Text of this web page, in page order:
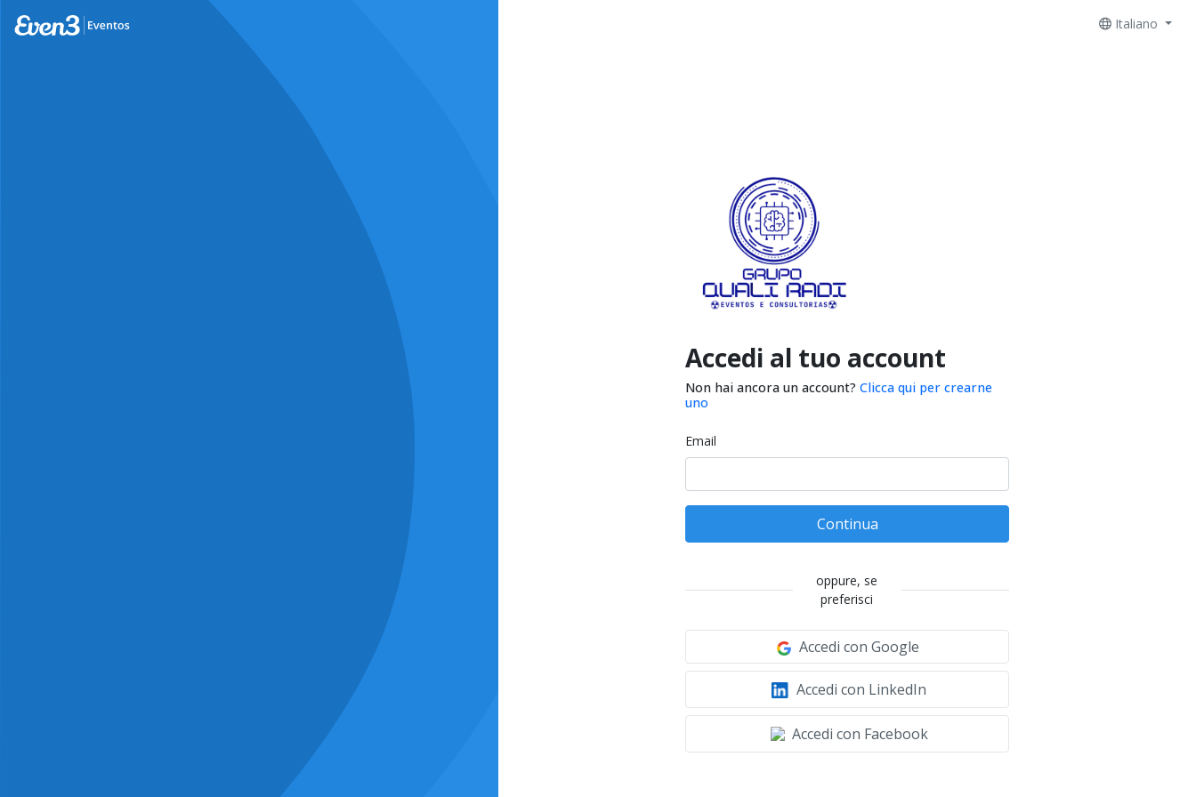
Italiano
Accedi al tuo account
Non hai ancora un account? Clicca qui per crearne
uno
Email
Continua
oppure, se
preferisci
Accedi con Google
Accedi con LinkedIn
Accedi con Facebook